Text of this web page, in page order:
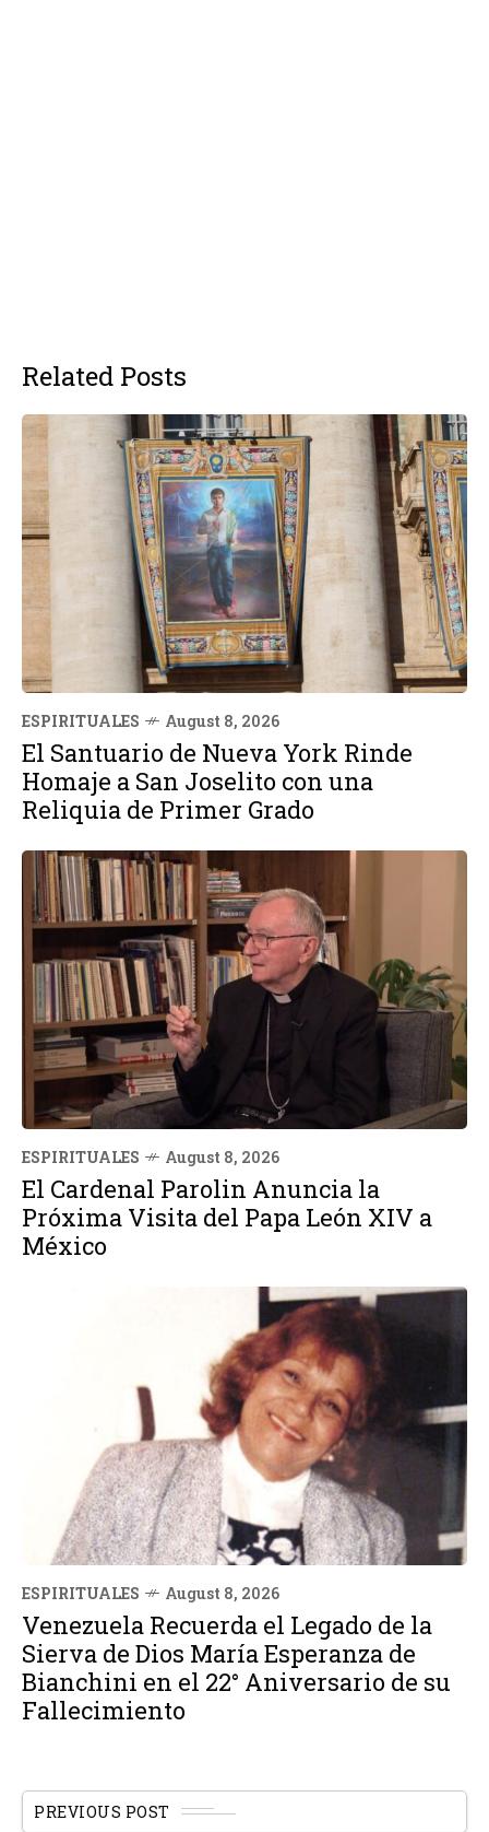
Related Posts
ESPIRITUALES August 8, 2026
El Santuario de Nueva York Rinde
Homaje a San Joselito con una
Reliquia de Primer Grado
ESPIRITUALES August 8, 2026
El Cardenal Parolin Anuncia la
Próxima Visita del Papa León XIV a
México
ESPIRITUALES August 8, 2026
Venezuela Recuerda el Legado de la
Sierva de Dios María Esperanza de
Bianchini en el 22° Aniversario de su
Fallecimiento
PREVIOUS POST